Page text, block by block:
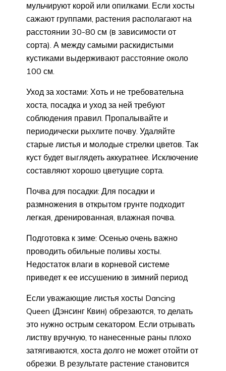
мульчируют корой или опилками. Если хосты
сажают группами, растения располагают на
расстоянии 30-80 см (в зависимости от
сорта). А между самыми раскидистыми
кустиками выдерживают расстояние около
100 см.
Уход за хостами: Хоть и не требовательна
хоста, посадка и уход за ней требуют
соблюдения правил. Пропалывайте и
периодически рыхлите почву. Удаляйте
старые листья и молодые стрелки цветов. Так
куст будет выглядеть аккуратнее. Исключение
составляют хорошо цветущие сорта.
Почва для посадки: Для посадки и
размножения в открытом грунте подходит
легкая, дренированная, влажная почва.
Подготовка к зиме: Осенью очень важно
проводить обильные поливы хосты.
Недостаток влаги в корневой системе
приведет к ее иссушению в зимний период
Если уважающие листья хосты Dancing
Queen (Дэнсинг Квин) обрезаются, то делать
это нужно острым секатором. Если отрывать
листву вручную, то нанесенные раны плохо
затягиваются, хоста долго не может отойти от
обрезки. В результате растение становится